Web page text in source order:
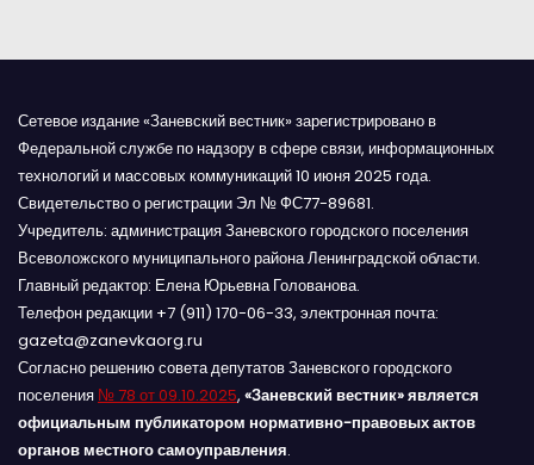
Сетевое издание «Заневский вестник» зарегистрировано в
Федеральной службе по надзору в сфере связи, информационных
технологий и массовых коммуникаций 10 июня 2025 года.
Свидетельство о регистрации Эл № ФС77-89681.
Учредитель: администрация Заневского городского поселения
Всеволожского муниципального района Ленинградской области.
Главный редактор: Елена Юрьевна Голованова.
Телефон редакции +7 (911) 170-06-33, электронная почта:
gazeta@zanevkaorg.ru
Согласно решению совета депутатов Заневского городского
поселения № 78 от 09.10.2025, «Заневский вестник» является
официальным публикатором нормативно-правовых актов
органов местного самоуправления.